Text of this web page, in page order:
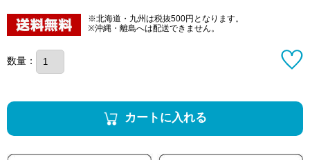
※北海道・九州は税抜500円となります。
※沖縄・離島へは配送できません。
数量：
カートに入れる